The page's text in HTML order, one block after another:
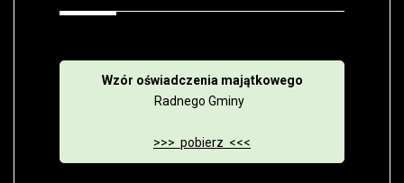
Wzór oświadczenia majątkowego
Radnego Gminy
>>> pobierz <<<